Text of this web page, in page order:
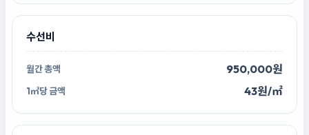
수선비
950,000원
43원/㎡